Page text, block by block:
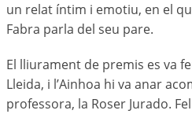
un relat íntim i emotiu, en el
Fabra parla del seu pare.
El lliurament de premis es va
Lleida, i l’Ainhoa hi va anar
professora, la Roser Jurado.